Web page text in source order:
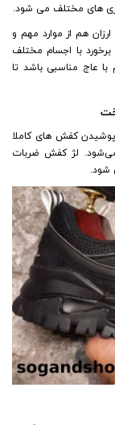
های مختلف می شود.
هم از موارد مهم و
با اجسام مختلف
عاج مناسبی باشد تا
کفش های کاملا
لژ کفش ضربات
شود.